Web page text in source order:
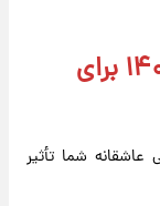
فال روزانه در روز ۲۴ خرداد ۱۴۰۵ برای
شما تأثیر